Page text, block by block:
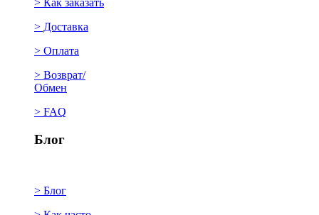
> Как заказать
> Доставка
> Оплата
> Возврат/
Обмен
> FAQ
Блог
> Блог